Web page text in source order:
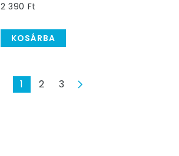
2 390 Ft
KOSÁRBA
1 2 3